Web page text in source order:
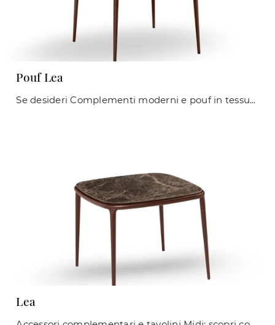
Pouf Lea
Se desideri Complementi moderni e pouf in tessuto scopri di più sul modello Pouf Lea dell'azienda Midj.
Lea